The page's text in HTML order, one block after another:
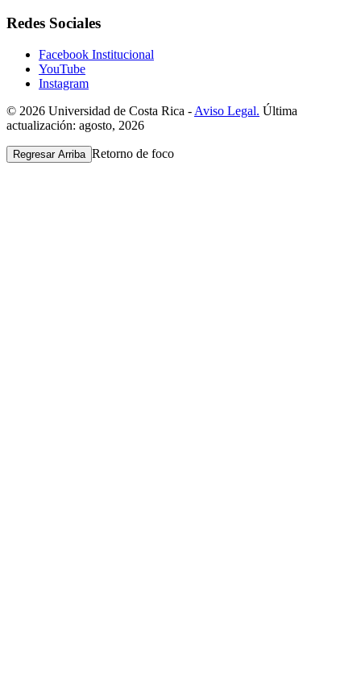
Redes Sociales
Facebook Institucional
YouTube
Instagram
© 2026 Universidad de Costa Rica - Aviso Legal. Última
actualización: agosto, 2026
Regresar Arriba Retorno de foco